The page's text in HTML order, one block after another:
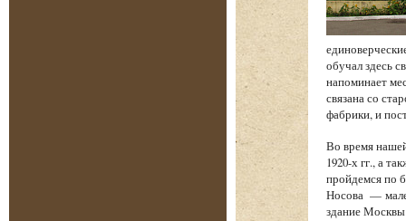
обучал здесь
напоминает
связана со
фабрики, и
Во время
1920-х гг., а
пройдемся по
Носова —
здание